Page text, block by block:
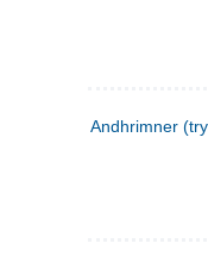
Andhrimner